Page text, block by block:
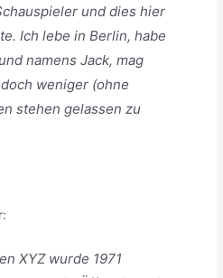
und dies hier
Ich lebe in Berlin, habe
namens Jack, mag
weniger (ohne
stehen gelassen zu
XYZ wurde 1971